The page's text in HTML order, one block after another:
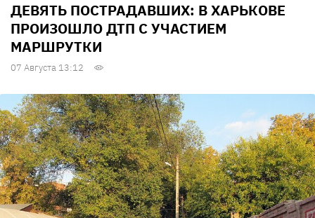
ДЕВЯТЬ ПОСТРАДАВШИХ: В ХАРЬКОВЕ
ПРОИЗОШЛО ДТП С УЧАСТИЕМ
МАРШРУТКИ
07 Августа 13:12